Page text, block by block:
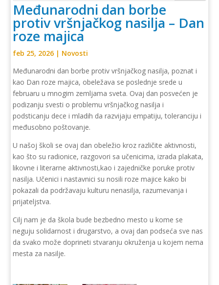
Međunarodni dan borbe
protiv vršnjačkog nasilja – Dan
roze majica
feb 25, 2026 | Novosti
Međunarodni dan borbe protiv vršnjačkog nasilja, poznat i
kao Dan roze majica, obeležava se poslednje srede u
februaru u mnogim zemljama sveta. Ovaj dan posvećen je
podizanju svesti o problemu vršnjačkog nasilja i
podsticanju dece i mladih da razvijaju empatiju, toleranciju i
međusobno poštovanje.
U našoj školi se ovaj dan obeležio kroz različite aktivnosti,
kao što su radionice, razgovori sa učenicima, izrada plakata,
likovne i literarne aktivnosti,kao i zajedničke poruke protiv
nasilja. Učenici i nastavnici su nosili roze majice kako bi
pokazali da podržavaju kulturu nenasilja, razumevanja i
prijateljstva.
Cilj nam je da škola bude bezbedno mesto u kome se
neguju solidarnost i drugarstvo, a ovaj dan podseća sve nas
da svako može doprineti stvaranju okruženja u kojem nema
mesta za nasilje.